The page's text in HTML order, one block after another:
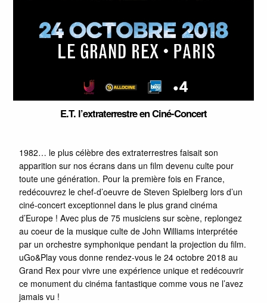
E.T. l’extraterrestre en Ciné-Concert
1982… le plus célèbre des extraterrestres faisait son
apparition sur nos écrans dans un film devenu culte pour
toute une génération. Pour la première fois en France,
redécouvrez le chef-d’oeuvre de Steven Spielberg lors d’un
ciné-concert exceptionnel dans le plus grand cinéma
d’Europe ! Avec plus de 75 musiciens sur scène, replongez
au coeur de la musique culte de John Williams interprétée
par un orchestre symphonique pendant la projection du film.
uGo&Play vous donne rendez-vous le 24 octobre 2018 au
Grand Rex pour vivre une expérience unique et redécouvrir
ce monument du cinéma fantastique comme vous ne l’avez
jamais vu !